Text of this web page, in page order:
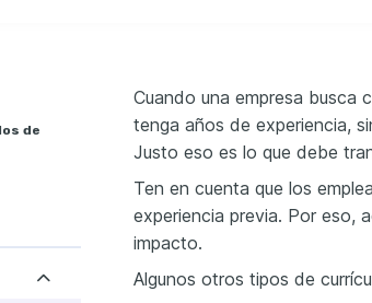
de
Cuando una empresa busca
tenga años de experiencia,
Justo eso es lo que debe
Ten en cuenta que los
experiencia previa. Por eso,
impacto.
Algunos otros tipos de